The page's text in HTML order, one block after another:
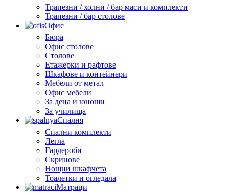
Трапезни / холни / бар маси и комплекти
Трапезни / бар столове
Офис
Бюра
Офис столове
Столове
Етажерки и рафтове
Шкафове и контейнери
Мебели от метал
Офис мебели
За деца и юноши
За училища
Спалня
Спални комплекти
Легла
Гардероби
Скринове
Нощни шкафчета
Тоалетки и огледала
Матраци